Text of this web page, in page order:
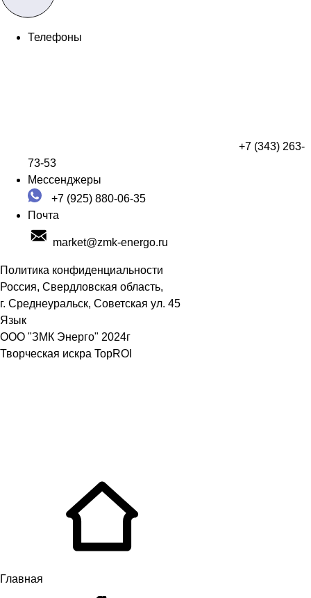
Телефоны
+7 (343) 263-
73-53
Мессенджеры
+7 (925) 880-06-35
Почта
market@zmk-energo.ru
Политика конфиденциальности
Россия, Свердловская область,
г. Среднеуральск, Советская ул. 45
Язык
ООО "ЗМК Энерго" 2024г
Творческая искра TopROI
Главная